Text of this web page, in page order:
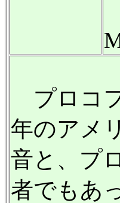
プロコ
年のアメ
音と、プ
者でもあ